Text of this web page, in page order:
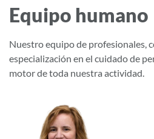
Equipo humano
Nuestro equipo de profesionales,
especialización en el cuidado de
motor de toda nuestra actividad.